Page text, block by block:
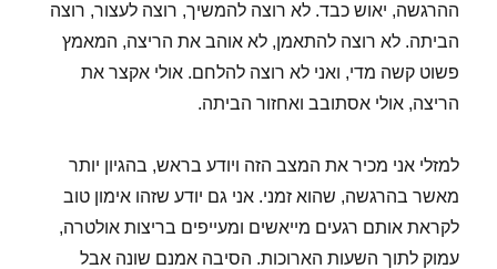
ההרגשה, יאוש כבד. לא רוצה להמשיך, רוצה לעצור, רוצה
הביתה. לא רוצה להתאמן, לא אוהב את הריצה, המאמץ
פשוט קשה מדי, ואני לא רוצה להלחם. אולי אקצר את
הריצה, אולי אסתובב ואחזור הביתה.
למזלי אני מכיר את המצב הזה ויודע בראש, בהגיון יותר
מאשר בהרגשה, שהוא זמני. אני גם יודע שזהו אימון טוב
לקראת אותם רגעים מייאשים ומעייפים בריצות אולטרה,
עמוק לתוך השעות הארוכות. הסיבה אמנם שונה אבל